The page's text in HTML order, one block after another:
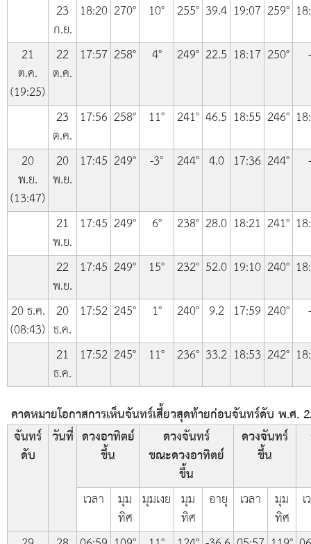
23
ก.ย.
18:20 270° 10° 255° 39.4 19:07 259°
21
ต.ค.
(19:25)
22
ต.ค.
17:57 258° 4° 249° 22.5 18:17 250° -
23
ต.ค.
17:56 258° 11° 241° 46.5 18:55 246°
20
พ.ย.
(13:47)
20
พ.ย.
17:45 249° -3° 244° 4.0 17:36 244° -
21
พ.ย.
17:45 249° 6° 238° 28.0 18:21 241°
22
พ.ย.
17:45 249° 15° 232° 52.0 19:10 240°
20 ธ.ค.
(08:43)
20
ธ.ค.
17:52 245° 1° 240° 9.2 17:59 240°
-
21
ธ.ค.
17:52 245° 11° 236° 33.2 18:53 242°
คาดหมายโอกาสการเห็นจันทร์เสี้ยวสุดท้ายก่อนจันทร์ดับ พ.ศ.
จันทร์
ดับ
วันที่ ดวงอาทิตย์
ขึ้น
ดวงจันทร์
ขณะดวงอาทิตย์
ขึ้น
ดวงจันทร์
ขึ้น
เวลา มุม
ทิศ
มุมเงย มุม
ทิศ
อายุ เวลา มุม
ทิศ